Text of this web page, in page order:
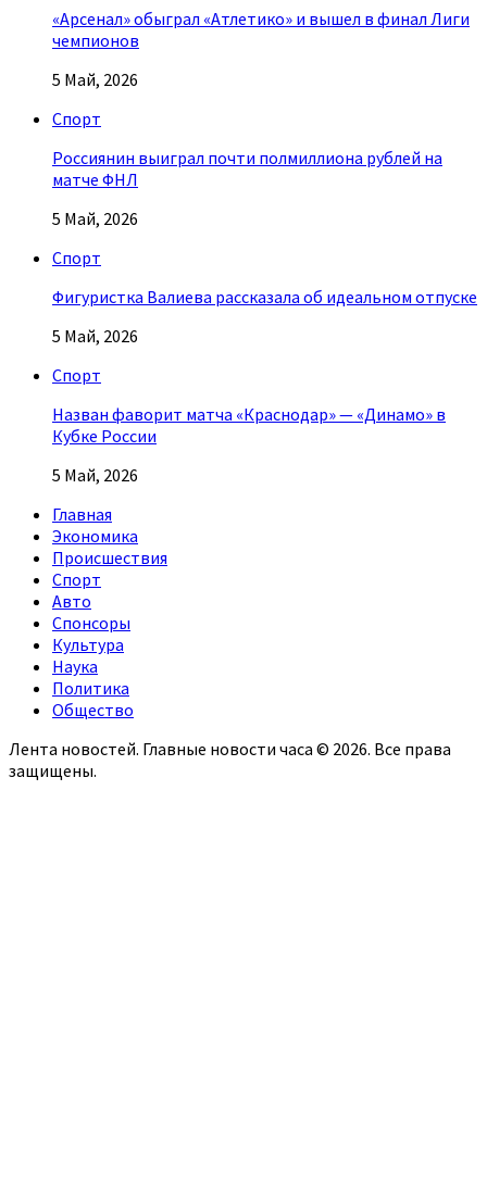
«Арсенал» обыграл «Атлетико» и вышел в финал Лиги
чемпионов
5 Май, 2026
Спорт
Россиянин выиграл почти полмиллиона рублей на
матче ФНЛ
5 Май, 2026
Спорт
Фигуристка Валиева рассказала об идеальном отпуске
5 Май, 2026
Спорт
Назван фаворит матча «Краснодар» — «Динамо» в
Кубке России
5 Май, 2026
Главная
Экономика
Происшествия
Спорт
Авто
Спонсоры
Культура
Наука
Политика
Общество
Лента новостей. Главные новости часа © 2026. Все права
защищены.